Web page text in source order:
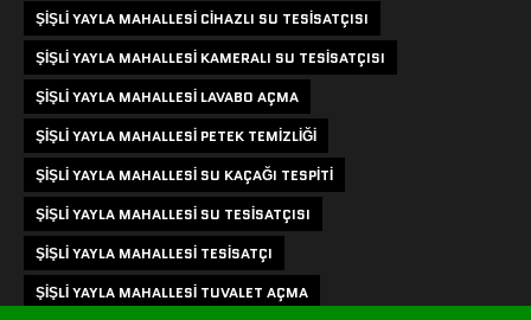
ŞIŞLI YAYLA MAHALLESI CIHAZLI SU TESISATÇISI
ŞIŞLI YAYLA MAHALLESI KAMERALI SU TESISATÇISI
ŞIŞLI YAYLA MAHALLESI LAVABO AÇMA
ŞIŞLI YAYLA MAHALLESI PETEK TEMIZLIĞI
ŞIŞLI YAYLA MAHALLESI SU KAÇAĞI TESPITI
ŞIŞLI YAYLA MAHALLESI SU TESISATÇISI
ŞIŞLI YAYLA MAHALLESI TESISATÇI
ŞIŞLI YAYLA MAHALLESI TUVALET AÇMA